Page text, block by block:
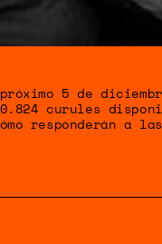
5 de
curules
responderán a